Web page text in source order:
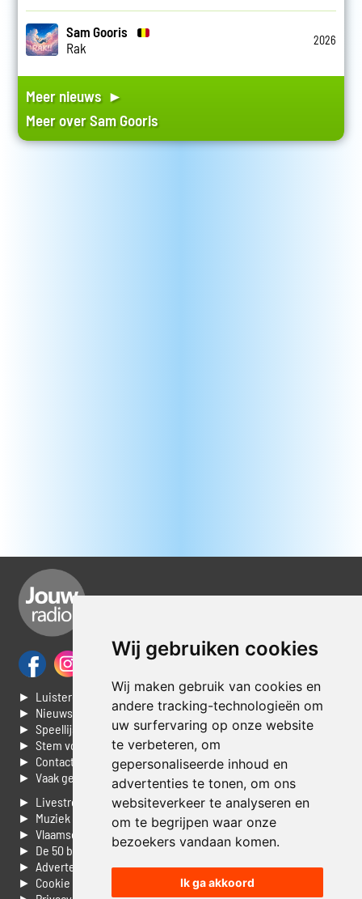
Wij gebruiken cookies
Wij maken gebruik van cookies en
andere tracking-technologieën om
uw surfervaring op onze website
te verbeteren, om
gepersonaliseerde inhoud en
advertenties te tonen, om ons
websiteverkeer te analyseren en
om te begrijpen waar onze
bezoekers vandaan komen.
Ik ga akkoord
Sam Gooris
Rak
2026
Meer nieuws ►
Meer overSam Gooris
► Luisteren naar Jouwradio
► Nieuws
► Speellijst
► Stem voor de Dag top 3
► Contacteer ons
► Vaak gestelde vragen
► Livestream informatie
► Muziek opzoeken
► Vlaamse 100 Aller tijden
► De 50 beste van...
► Adverteren op Jouwradio
► Cookie voorkeuren wijzigen